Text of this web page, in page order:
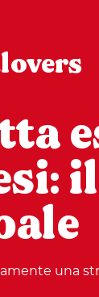
una